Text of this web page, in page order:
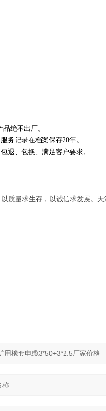
绝不出厂。
务记录在档案保存20年。
退、包换、满足客户要求。
质量求生存，以诚信求发展。